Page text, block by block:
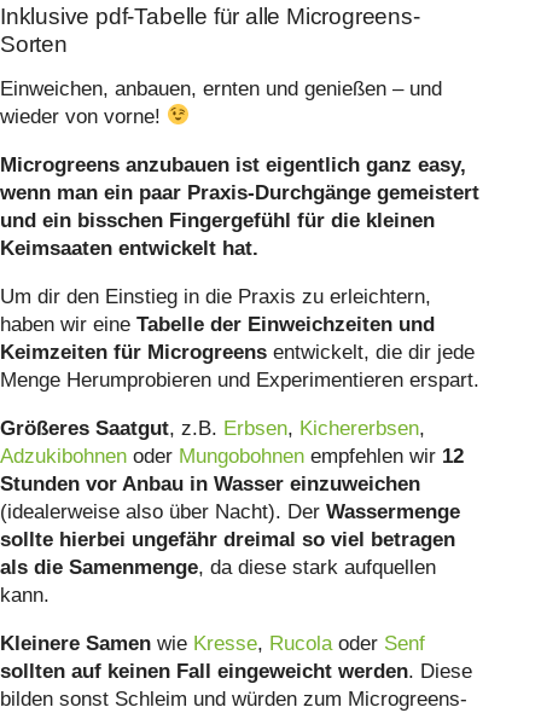
Inklusive pdf-Tabelle für alle Microgreens-
Sorten
Einweichen, anbauen, ernten und genießen – und
wieder von vorne!
Microgreens anzubauen ist eigentlich ganz easy,
wenn man ein paar Praxis-Durchgänge gemeistert
und ein bisschen Fingergefühl für die kleinen
Keimsaaten entwickelt hat.
Um dir den Einstieg in die Praxis zu erleichtern,
haben wir eine Tabelle der Einweichzeiten und
Keimzeiten für Microgreens entwickelt, die dir jede
Menge Herumprobieren und Experimentieren erspart.
Größeres Saatgut, z.B. Erbsen, Kichererbsen,
Adzukibohnen oder Mungobohnen empfehlen wir 12
Stunden vor Anbau in Wasser einzuweichen
(idealerweise also über Nacht). Der Wassermenge
sollte hierbei ungefähr dreimal so viel betragen
als die Samenmenge, da diese stark aufquellen
kann.
Kleinere Samen wie Kresse, Rucola oder Senf
sollten auf keinen Fall eingeweicht werden. Diese
bilden sonst Schleim und würden zum Microgreens-